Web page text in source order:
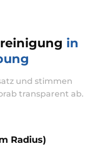
in
und stimmen
transparent ab.
Radius)